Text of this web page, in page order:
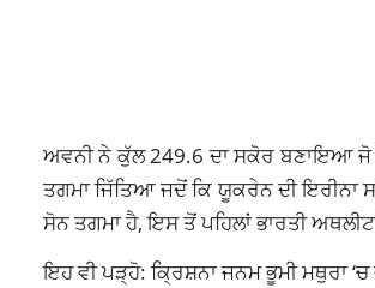
ਅਵਨੀ ਨੇ ਕੁੱਲ 249.6 ਦਾ ਸਕੋਰ ਬਣਾਇਆ ਜੋ
ਤਗਮਾ ਜਿੱਤਿਆ ਜਦੋਂ ਕਿ ਯੂਕਰੇਨ ਦੀ ਇਰੀਨਾ
ਸੋਨ ਤਗਮਾ ਹੈ, ਇਸ ਤੋਂ ਪਹਿਲਾਂ ਭਾਰਤੀ
ਇਹ ਵੀ ਪੜ੍ਹੋ: ਕ੍ਰਿਸ਼ਨਾ ਜਨਮ ਭੂਮੀ ਮਥੁਰਾ